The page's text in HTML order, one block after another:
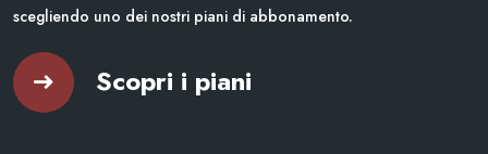
scegliendo uno dei nostri piani di abbonamento.
Scopri i piani